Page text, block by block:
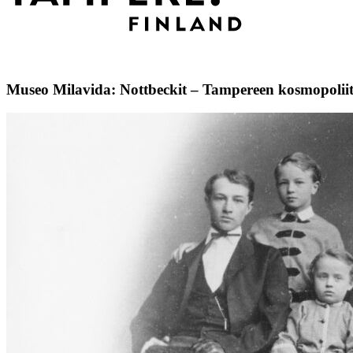
Museo Milavida: Nottbeckit – Tampereen